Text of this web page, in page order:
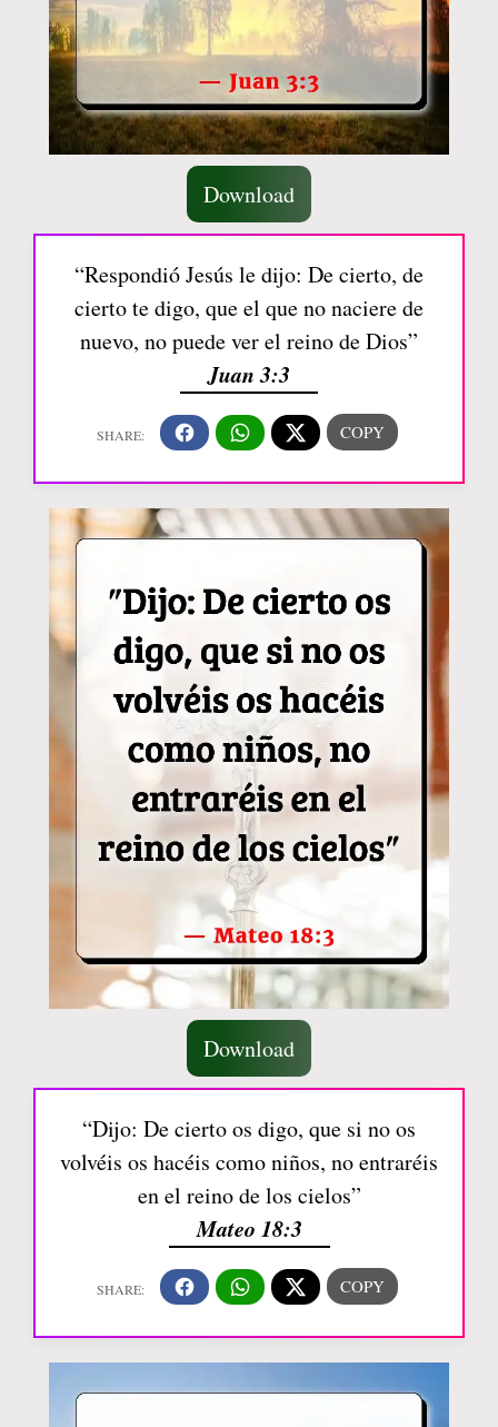
Download
“Respondió Jesús le dijo: De cierto, de
cierto te digo, que el que no naciere de
nuevo, no puede ver el reino de Dios”
Juan 3:3
Download
“Dijo: De cierto os digo, que si no os
volvéis os hacéis como niños, no entraréis
en el reino de los cielos”
Mateo 18:3